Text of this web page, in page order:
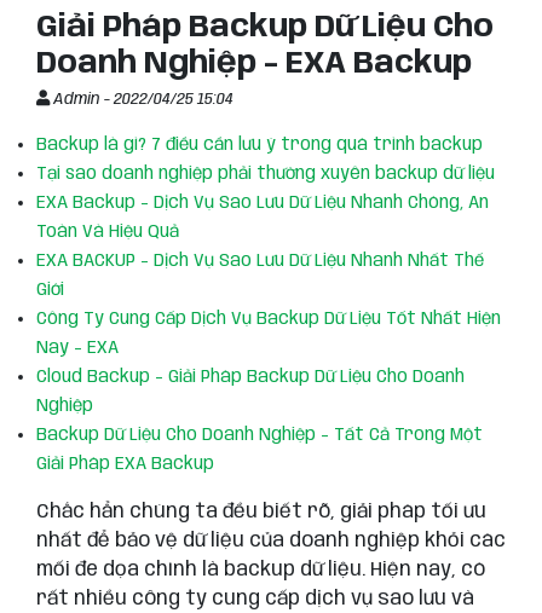
Giải Pháp Backup Dữ Liệu Cho
Doanh Nghiệp - EXA Backup
Admin -2022/04/25 15:04
Backup là gì? 7 điều cần lưu ý trong quá trình backup
Tại sao doanh nghiệp phải thường xuyên backup dữ liệu
EXA Backup - Dịch Vụ Sao Lưu Dữ Liệu Nhanh Chóng, An
Toàn Và Hiệu Quả
EXA BACKUP - Dịch Vụ Sao Lưu Dữ Liệu Nhanh Nhất Thế
Giới
Công Ty Cung Cấp Dịch Vụ Backup Dữ Liệu Tốt Nhất Hiện
Nay - EXA
Cloud Backup - Giải Pháp Backup Dữ Liệu Cho Doanh
Nghiệp
Backup Dữ Liệu Cho Doanh Nghiệp - Tất Cả Trong Một
Giải Pháp EXA Backup
Chắc hẳn chúng ta đều biết rõ, giải pháp tối ưu
nhất để bảo vệ dữ liệu của doanh nghiệp khỏi các
mối đe dọa chính là backup dữ liệu. Hiện nay, có
rất nhiều công ty cung cấp dịch vụ sao lưu và